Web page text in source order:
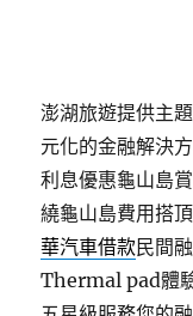
澎湖旅遊提供主
元化的金融解決
利息優惠龜山島
繞龜山島費用搭
華汽車借款民間
Thermal pad體